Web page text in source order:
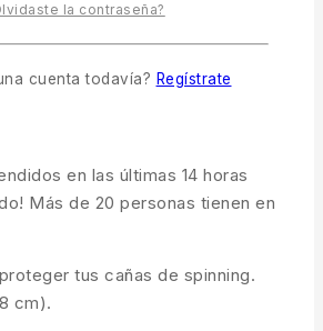
Spinning
en las últimas 14 horas
Más de 20 personas tienen en
tus cañas de spinning.
cm).
la contraseña?
cuenta todavía? Regístrate